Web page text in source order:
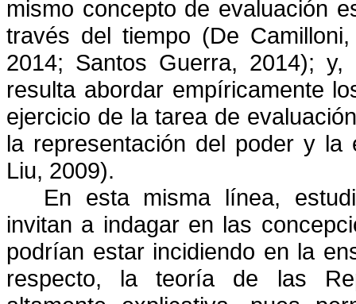
mismo concepto de evaluación
través del tiempo (De
2014; Santos Guerra, 2014);
resulta abordar empíricamente
ejercicio de la tarea de
la representación del poder y
Liu, 2009).
En esta misma línea,
invitan a indagar en las
podrían estar incidiendo en la
respecto, la teoría de las